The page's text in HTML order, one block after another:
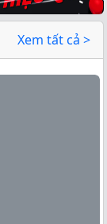
Xem tất cả >